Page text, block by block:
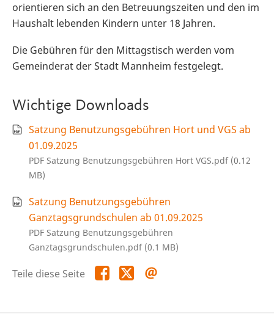
orientieren sich an den Betreuungszeiten und den im
Haushalt lebenden Kindern unter 18 Jahren.
Die Gebühren für den Mittagstisch werden vom
Gemeinderat der Stadt Mannheim festgelegt.
Wichtige Downloads
Satzung Benutzungsgebühren Hort und VGS ab
01.09.2025
PDF Satzung Benutzungsgebühren Hort VGS.pdf (0.12
MB)
Satzung Benutzungsgebühren
Ganztagsgrundschulen ab 01.09.2025
PDF Satzung Benutzungsgebühren
Ganztagsgrundschulen.pdf (0.1 MB)
Teile diese Seite Teile
diese
Teile
diese